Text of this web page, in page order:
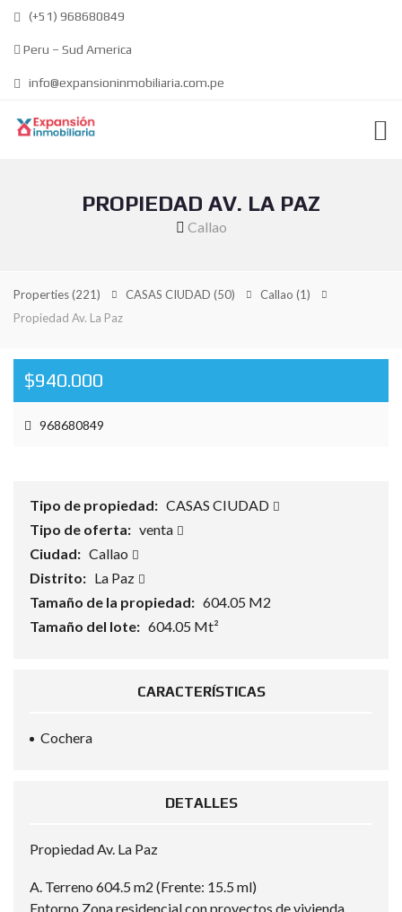
(+51) 968680849
Peru – Sud America
info@expansioninmobiliaria.com.pe
PROPIEDAD AV. LA PAZ
Callao
Properties(221) CASAS CIUDAD (50) Callao (1)
Propiedad Av. La Paz
$940.000
968680849
Tipo de propiedad: CASAS CIUDAD
Tipo de oferta: venta
Ciudad: Callao
Distrito: La Paz
Tamaño de la propiedad: 604.05 M2
Tamaño del lote: 604.05 Mt²
CARACTERÍSTICAS
Cochera
DETALLES
Propiedad Av. La Paz
A. Terreno 604.5 m2 (Frente: 15.5 ml)
Entorno Zona residencial con proyectos de vivienda